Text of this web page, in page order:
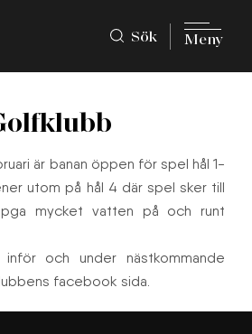
Sök Meny
är banan öppen för spel hål 1-
utom på hål 4 där spel sker till
mycket vatten på och runt
inför och under nästkommande
facebook sida.